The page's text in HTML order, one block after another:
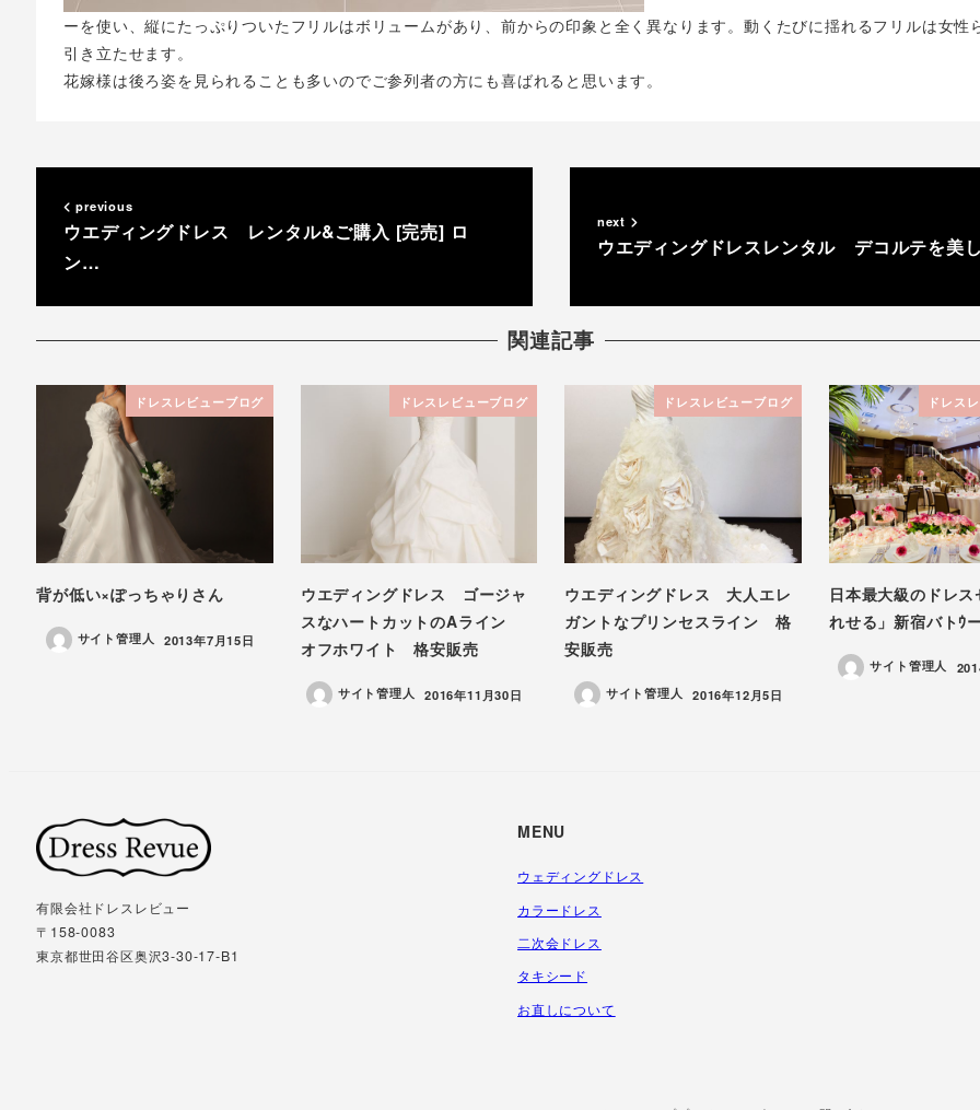
ーを使い、縦にたっぷりついたフリルはボリュームがあり、前からの印象と全く異なります。動くたびに揺れるフリルは女性
引き立たせます。
花嫁様は後ろ姿を見られることも多いのでご参列者の方にも喜ばれると思います。
previous
ウエディングドレス レンタル&ご購入 [完売] ロ
ン…
next
ウエディングドレスレンタル デコルテを美
関連記事
ドレスレビューブログ
背が低い×ぽっちゃりさん
サイト管理人 投稿日
2013年7月15日
ドレスレビューブログ
ウエディングドレス ゴージャ
スなハートカットのAライン
オフホワイト 格安販売
サイト管理人 投稿日
2016年11月30日
ドレスレビューブログ
ウエディングドレス 大人エレ
ガントなプリンセスライン 格
安販売
サイト管理人 投稿日
2016年12月5日
ドレス
日本最大級のドレ
れせる」新宿バトｳ
サイト管理人 投
有限会社ドレスレビュー
〒158-0083
東京都世田谷区奥沢3-30-17-B1
MENU
ウェディングドレス
カラードレス
二次会ドレス
タキシード
お直しについて